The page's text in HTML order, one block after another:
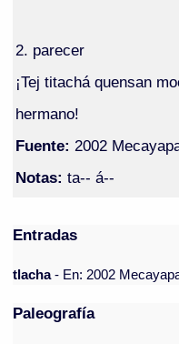
2. parecer
¡Tej titachá quensan
hermano!
Fuente: 2002
Notas: ta-- á--
Entradas
tlacha- En: 2002
Paleografía